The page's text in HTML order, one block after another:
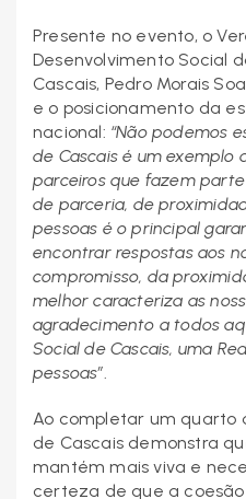
Presente no evento, o
Desenvolvimento Social
Cascais, Pedro Morais
e o posicionamento da
nacional: “Não podemos
de Cascais é um exemplo
parceiros que fazem
de parceria, de
pessoas é o principal
encontrar respostas aos
compromisso, da
melhor caracteriza as
agradecimento a todos
Social de Cascais, uma
pessoas”
Ao completar um quarto
de Cascais demonstra
mantém mais viva e
certeza de que a